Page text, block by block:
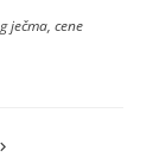
ječma, cene